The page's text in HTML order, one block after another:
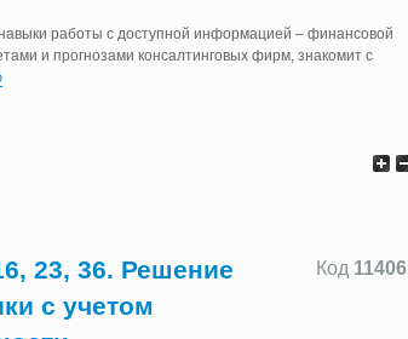
работы с доступной информацией – финансовой
и прогнозами консалтинговых фирм, знакомит с
Код 11406
23, 36. Решение
с учетом